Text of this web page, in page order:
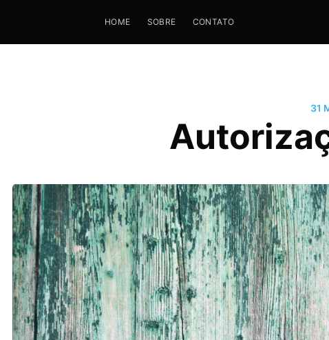
HOME SOBRE CONTATO
31